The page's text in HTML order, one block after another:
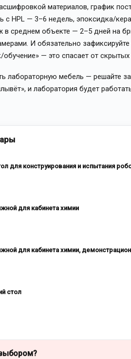
материалов, график
с HPL — 3–6 недель, эпоксидка/
в среднем объекте — 2–5 дней на
И обязательно
— это спасает от скрытых
лабораторную мебель — решайте
и лаборатория будет
для конструирования и испытания
для кабинета химии
для кабинета химии,
стол